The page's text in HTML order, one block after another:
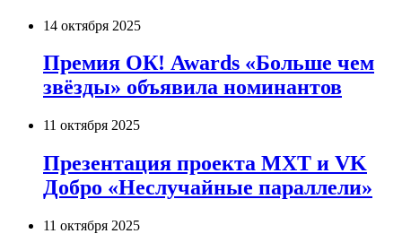
14 октября 2025
Премия ОК! Awards «Больше чем
звёзды» объявила номинантов
11 октября 2025
Презентация проекта МХТ и VK
Добро «Неслучайные параллели»
11 октября 2025